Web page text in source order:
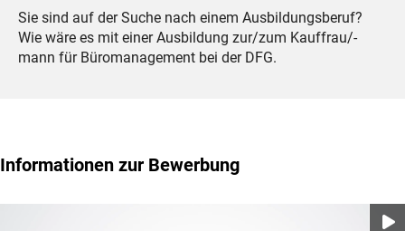
Sie sind auf der Suche nach einem Ausbildungsberuf?
Wie wäre es mit einer Ausbildung zur/zum Kauffrau/-
mann für Büromanagement bei der DFG.
Informationen zur Bewerbung